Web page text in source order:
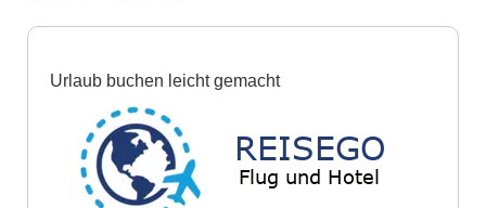
Urlaub buchen leicht gemacht